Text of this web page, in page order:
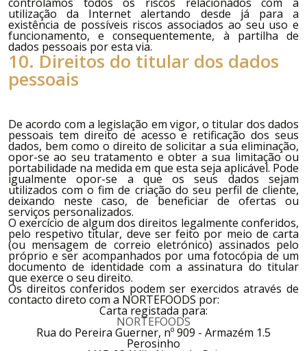
utilização da Internet alertando desde já para a
existência de possíveis riscos associados ao seu uso e
funcionamento, e consequentemente, à partilha de
dados pessoais por esta via.
10. Direitos do titular dos dados
pessoais
De acordo com a legislação em vigor, o titular dos dados
pessoais tem direito de acesso e retificação dos seus
dados, bem como o direito de solicitar a sua eliminação,
opor-se ao seu tratamento e obter a sua limitação ou
portabilidade na medida em que esta seja aplicável. Pode
igualmente opor-se a que os seus dados sejam
utilizados com o fim de criação do seu perfil de cliente,
deixando neste caso, de beneficiar de ofertas ou
serviços personalizados.
O exercício de algum dos direitos legalmente conferidos,
pelo respetivo titular, deve ser feito por meio de carta
(ou mensagem de correio eletrónico) assinados pelo
próprio e ser acompanhados por uma fotocópia de um
documento de identidade com a assinatura do titular
que exerce o seu direito.
Os direitos conferidos podem ser exercidos através de
contacto direto com a NORTEFOODS por:
Carta registada para:
NORTEFOODS
Rua do Pereira Guerner, nº 909 - Armazém 1.5
​Perosinho